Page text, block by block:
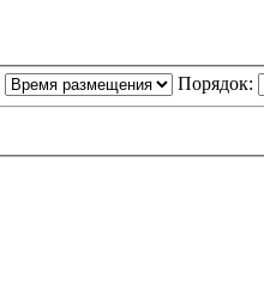
Порядок: